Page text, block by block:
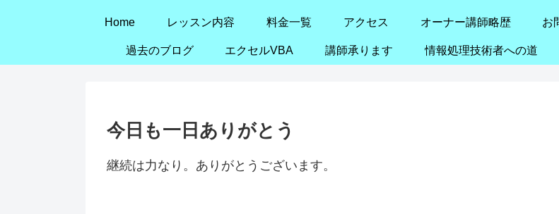
Home レッスン内容 料金一覧 アクセス オーナー講師略歴 お
過去のブログ エクセルVBA 講師承ります 情報処理技術者への道
今日も一日ありがとう
継続は力なり。ありがとうございます。